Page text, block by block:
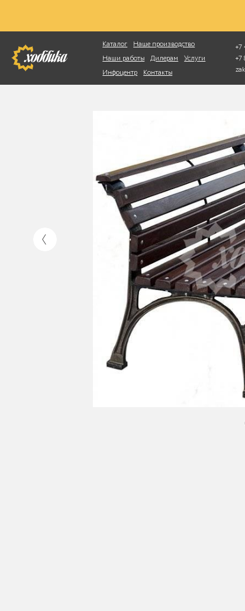
Каталог
Наше производство
Наши работы
Дилерам
Услуги
Инфоцентр
Контакты
+7
+7
Фотопоиск